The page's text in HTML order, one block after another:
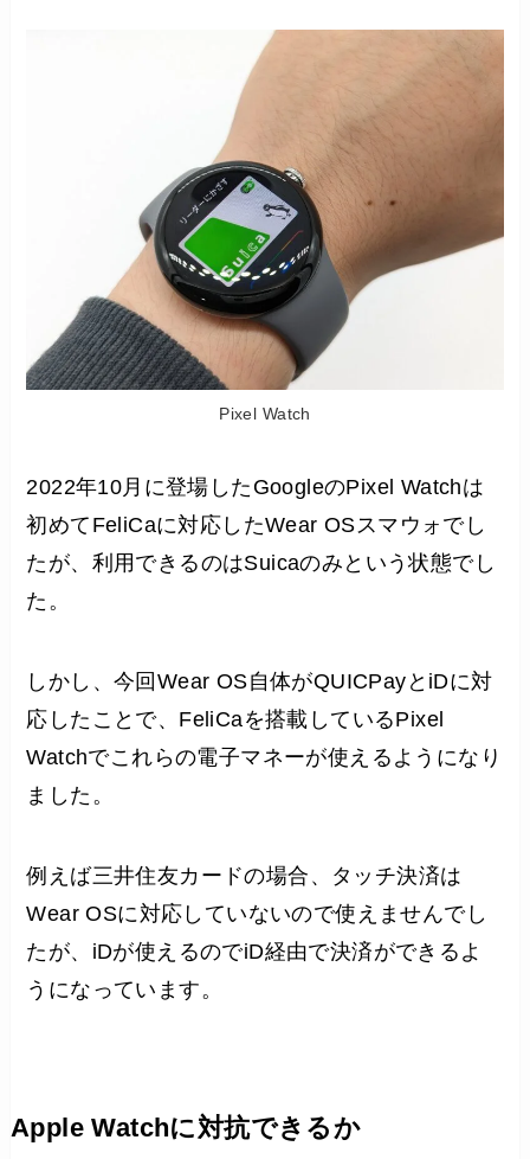
Pixel Watch
2022年10月に登場したGoogleのPixel Watchは
初めてFeliCaに対応したWear OSスマウォでし
たが、利用できるのはSuicaのみという状態でし
た。
しかし、今回Wear OS自体がQUICPayとiDに対
応したことで、FeliCaを搭載しているPixel
Watchでこれらの電子マネーが使えるようになり
ました。
例えば三井住友カードの場合、タッチ決済は
Wear OSに対応していないので使えませんでし
たが、iDが使えるのでiD経由で決済ができるよ
うになっています。
Apple Watchに対抗できるか